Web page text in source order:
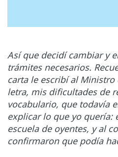
Así que decidí cambiar y
trámites necesarios.
carta le escribí al
letra, mis dificultades de
vocabulario, que todavía
explicar lo que yo quería:
escuela de oyentes, y al
confirmaron que podía